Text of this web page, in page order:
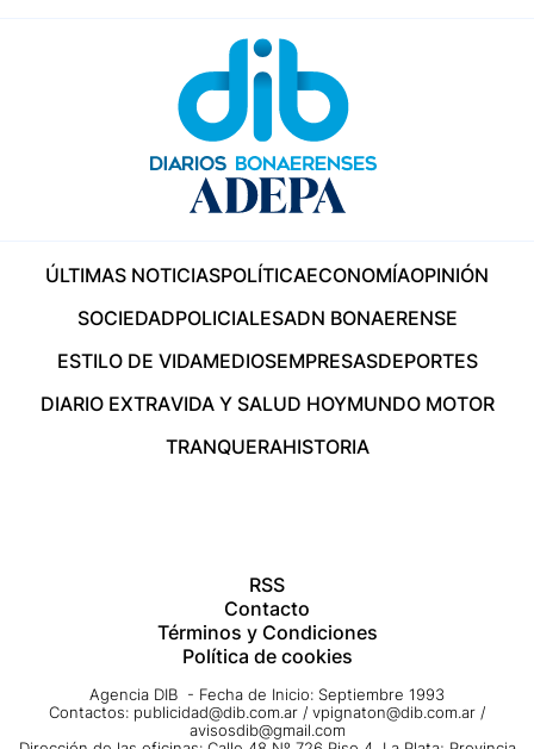
ÚLTIMAS NOTICIASPOLÍTICAECONOMÍAOPINIÓN
SOCIEDADPOLICIALESADN BONAERENSE
ESTILO DE VIDAMEDIOSEMPRESASDEPORTES
DIARIO EXTRAVIDA Y SALUD HOYMUNDO MOTOR
TRANQUERAHISTORIA
RSS
Contacto
Términos y Condiciones
Política de cookies
Agencia DIB - Fecha de Inicio: Septiembre 1993
Contactos: publicidad@dib.com.ar / vpignaton@dib.com.ar /
avisosdib@gmail.com